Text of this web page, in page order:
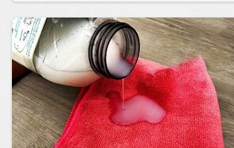
позитива!00:4123 апр 2023